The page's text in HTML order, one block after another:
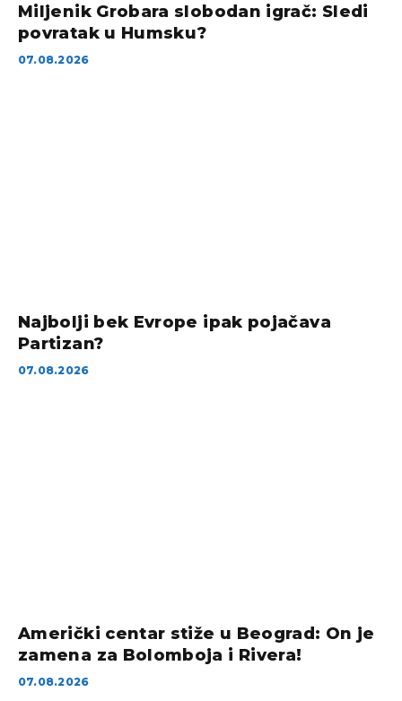
Miljenik Grobara slobodan igrač: Sledi
povratak u Humsku?
07.08.2026
Najbolji bek Evrope ipak pojačava
Partizan?
07.08.2026
Američki centar stiže u Beograd: On je
zamena za Bolomboja i Rivera!
07.08.2026